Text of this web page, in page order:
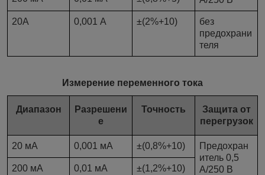
20А 0,001 А ±(2%+10)
без
предохрани
теля
Измерение переменного тока
Диапазон
Разрешени
е
Точность
Защита от
перегрузок
20 мА 0,001 мА ±(0,8%+10)
Предохран
итель 0,5
А/250 В
200 мА 0,01 мА ±(1,2%+10)